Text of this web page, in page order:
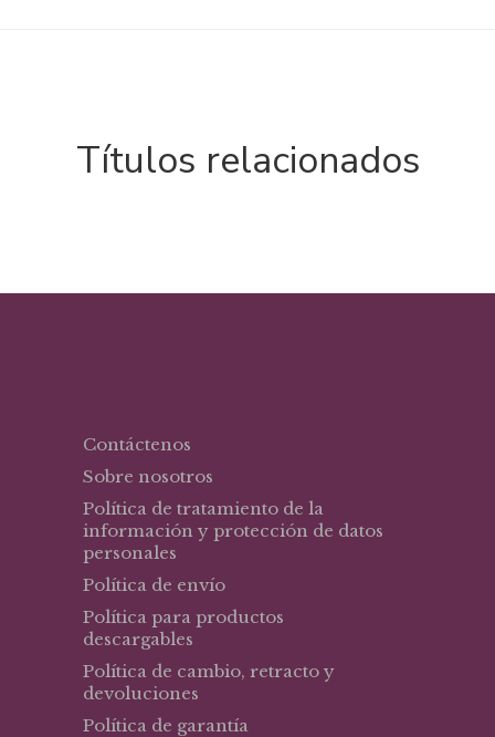
Títulos relacionados
Contáctenos
Sobre nosotros
Política de tratamiento de la
información y protección de datos
personales
Política de envío
Política para productos
descargables
Política de cambio, retracto y
devoluciones
Política de garantía